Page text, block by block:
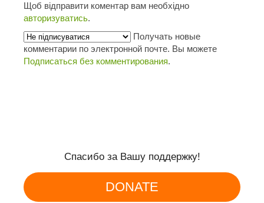
Щоб відправити коментар вам необхідно
авторизуватись.
Получать новые
комментарии по электронной почте. Вы можете
Подписаться без комментирования.
Спасибо за Вашу поддержку!
DONATE